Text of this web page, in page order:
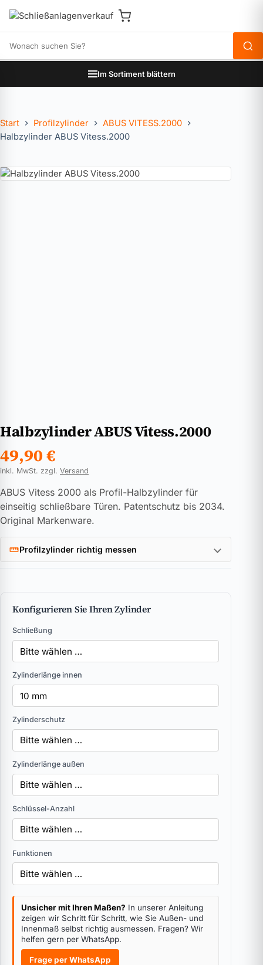
Im Sortiment blättern
Start Profilzylinder
ABUS VITESS.2000
Halbzylinder ABUS Vitess.2000
Halbzylinder ABUS Vitess.2000
49,90€
inkl. MwSt. zzgl. Versand
ABUS Vitess 2000 als Profil-Halbzylinder für
einseitig schließbare Türen. Patentschutz bis 2034.
Original Markenware.
Profilzylinder richtig messen
Konfigurieren Sie Ihren Zylinder
Schließung
Zylinderlänge innen
Zylinderschutz
Zylinderlänge außen
Schlüssel-Anzahl
Funktionen
Unsicher mit Ihren Maßen? In unserer Anleitung
zeigen wir Schritt für Schritt, wie Sie Außen- und
Innenmaß selbst richtig ausmessen. Fragen? Wir
helfen gern per WhatsApp.
Frage per WhatsApp